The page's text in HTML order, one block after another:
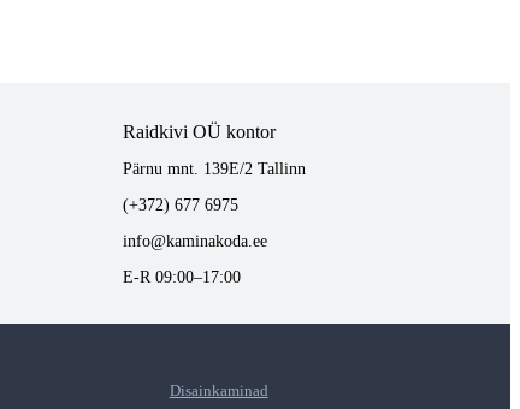
Raidkivi OÜ kontor
Pärnu mnt. 139E/2 Tallinn
(+372) 677 6975
info@kaminakoda.ee
E-R 09:00–17:00
Disainkaminad